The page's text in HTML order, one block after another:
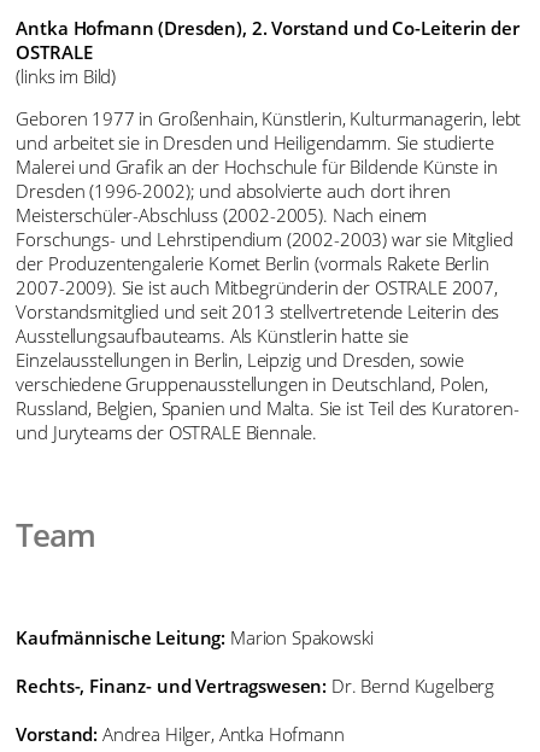
Antka Hofmann (Dresden), 2. Vorstand und Co-Leiterin der
OSTRALE
(links im Bild)
Geboren 1977 in Großenhain, Künstlerin, Kulturmanagerin, lebt
und arbeitet sie in Dresden und Heiligendamm. Sie studierte
Malerei und Grafik an der Hochschule für Bildende Künste in
Dresden (1996-2002); und absolvierte auch dort ihren
Meisterschüler-Abschluss (2002-2005). Nach einem
Forschungs- und Lehrstipendium (2002-2003) war sie Mitglied
der Produzentengalerie Komet Berlin (vormals Rakete Berlin
2007-2009). Sie ist auch Mitbegründerin der OSTRALE 2007,
Vorstandsmitglied und seit 2013 stellvertretende Leiterin des
Ausstellungsaufbauteams. Als Künstlerin hatte sie
Einzelausstellungen in Berlin, Leipzig und Dresden, sowie
verschiedene Gruppenausstellungen in Deutschland, Polen,
Russland, Belgien, Spanien und Malta. Sie ist Teil des Kuratoren-
und Juryteams der OSTRALE Biennale.
Team
Kaufmännische Leitung: Marion Spakowski
Rechts-, Finanz- und Vertragswesen: Dr. Bernd Kugelberg
Vorstand: Andrea Hilger, Antka Hofmann